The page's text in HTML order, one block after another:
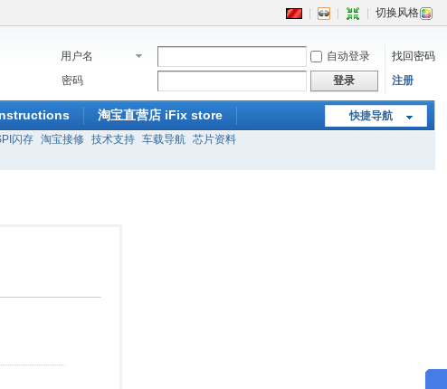
切换风格
用户名 自动登录
找回密码
密码
登录 注册
快捷导航
淘宝直营店 iFix store
闪存 淘宝接修 技术支持 车载导航 芯片资料